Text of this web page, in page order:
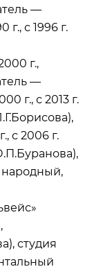
—
г., с 1996 г.
г.,
—
г., с 2013 г.
с 2006 г.
народный,
студия